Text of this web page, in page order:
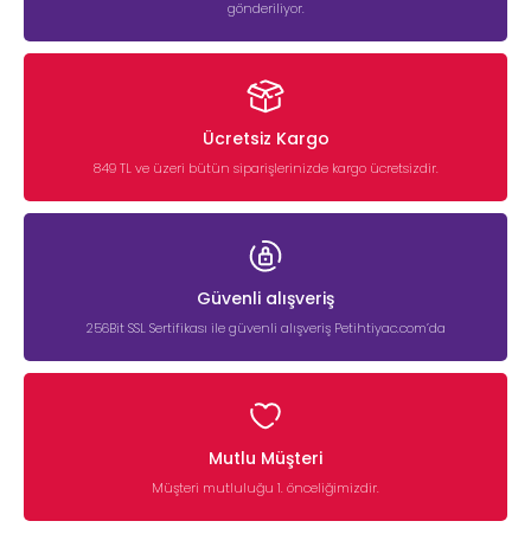
gönderiliyor.
Ücretsiz Kargo
849 TL ve üzeri bütün siparişlerinizde kargo ücretsizdir.
Güvenli alışveriş
256Bit SSL Sertifikası ile güvenli alışveriş Petihtiyac.com’da
Mutlu Müşteri
Müşteri mutluluğu 1. önceliğimizdir.